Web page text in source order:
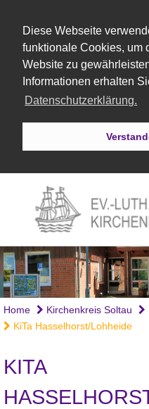
Diese Webseite
funktionale Cookies, um
Website zu
Informationen erhalten
Datenschutzerklärung.
Home Kirchenkreis Soltau
KiTa Hasselhorst/Lohheide
KITA